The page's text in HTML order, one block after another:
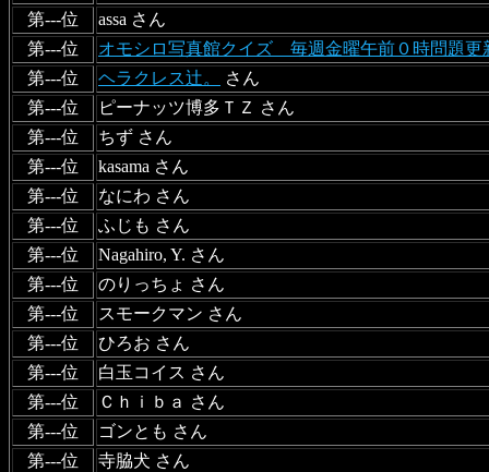
第---位
assa さん
第---位
オモシロ写真館クイズ 毎週金曜午前０時問題更
第---位
ヘラクレス辻。
さん
第---位
ピーナッツ博多ＴＺ さん
第---位
ちず さん
第---位
kasama さん
第---位
なにわ さん
第---位
ふじも さん
第---位
Nagahiro, Y. さん
第---位
のりっちょ さん
第---位
スモークマン さん
第---位
ひろお さん
第---位
白玉コイス さん
第---位
Ｃｈｉｂａ さん
第---位
ゴンとも さん
第---位
寺脇犬 さん